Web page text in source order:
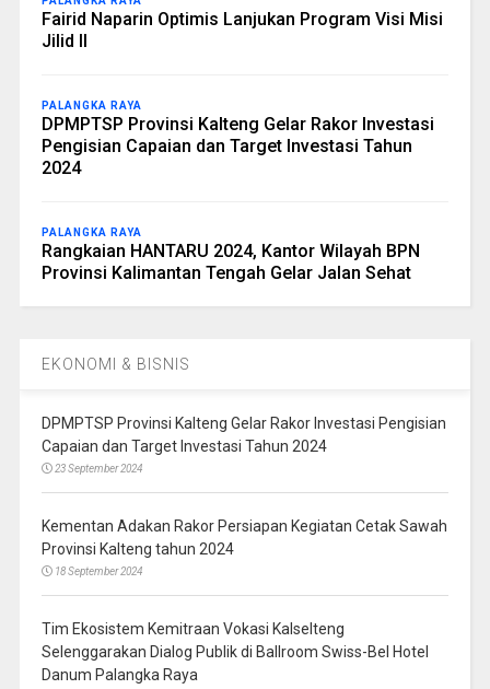
Fairid Naparin Optimis Lanjukan Program Visi Misi
Jilid II
PALANGKA RAYA
DPMPTSP Provinsi Kalteng Gelar Rakor Investasi
Pengisian Capaian dan Target Investasi Tahun
2024
PALANGKA RAYA
Rangkaian HANTARU 2024, Kantor Wilayah BPN
Provinsi Kalimantan Tengah Gelar Jalan Sehat
EKONOMI & BISNIS
DPMPTSP Provinsi Kalteng Gelar Rakor Investasi Pengisian
Capaian dan Target Investasi Tahun 2024
23 September 2024
Kementan Adakan Rakor Persiapan Kegiatan Cetak Sawah
Provinsi Kalteng tahun 2024
18 September 2024
Tim Ekosistem Kemitraan Vokasi Kalselteng
Selenggarakan Dialog Publik di Ballroom Swiss-Bel Hotel
Danum Palangka Raya